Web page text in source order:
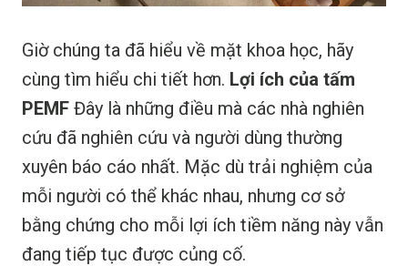
Giờ chúng ta đã hiểu về mặt khoa học, hãy
cùng tìm hiểu chi tiết hơn. Lợi ích của tấm
PEMF Đây là những điều mà các nhà nghiên
cứu đã nghiên cứu và người dùng thường
xuyên báo cáo nhất. Mặc dù trải nghiệm của
mỗi người có thể khác nhau, nhưng cơ sở
bằng chứng cho mỗi lợi ích tiềm năng này vẫn
đang tiếp tục được củng cố.